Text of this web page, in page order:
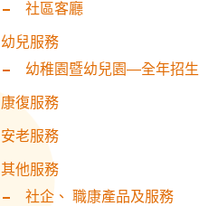
社區客廳
幼兒服務
幼稚園暨幼兒園—全年招生
康復服務
安老服務
其他服務
社企、 職康產品及服務